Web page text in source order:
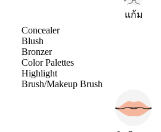
แก้ม
Concealer
Blush
Bronzer
Color Palettes
Highlight
Brush/Makeup Brush